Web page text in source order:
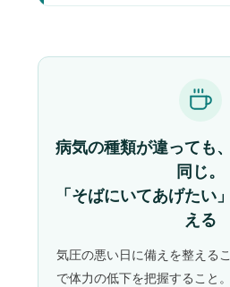
病気の種類が違っても
同じ。
「そばにいてあげたい
える
気圧の悪い日に備えを整える
で体力の低下を把握すること